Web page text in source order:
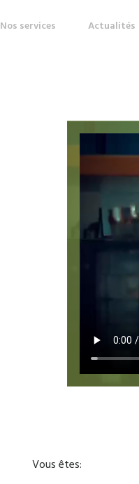
Nos services Actualités
Vous êtes: